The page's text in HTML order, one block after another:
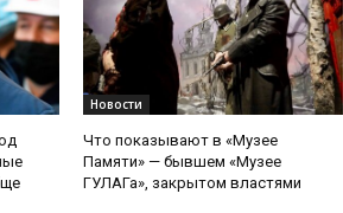
Новости
Что показывают в «Музее
Памяти» — бывшем «Музее
ГУЛАГа», закрытом властями